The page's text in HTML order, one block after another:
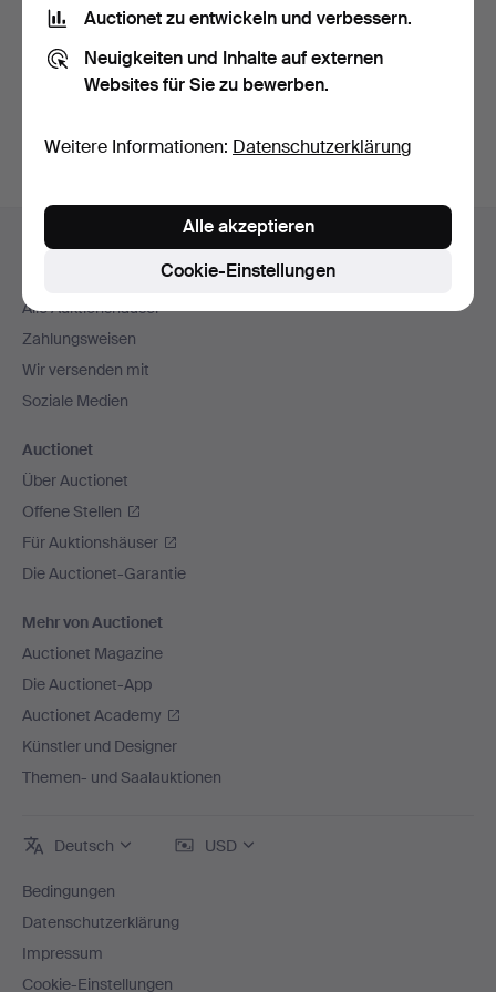
Datenschutzerklärungzur Kenntnis genommen habe.
Konto erstellen
Navigation
Hilfe und Kontakt
Kontakt mit dem Support aufnehmen
Alle Auktionshäuser
Zahlungsweisen
Wir versenden mit
Soziale Medien
Auctionet
Über Auctionet
Offene Stellen
Für Auktionshäuser
Die Auctionet-Garantie
Mehr von Auctionet
Auctionet Magazine
Die Auctionet-App
Auctionet Academy
Künstler und Designer
Themen- und Saalauktionen
Deutsch USD
Bedingungen
Datenschutzerklärung
Impressum
Cookie-Einstellungen
Auctionet zu entwickeln und verbessern.
Neuigkeiten und Inhalte auf externen
Websites für Sie zu bewerben.
Weitere Informationen: Datenschutzerklärung
Cookie-Einstellungen
Alle akzeptieren